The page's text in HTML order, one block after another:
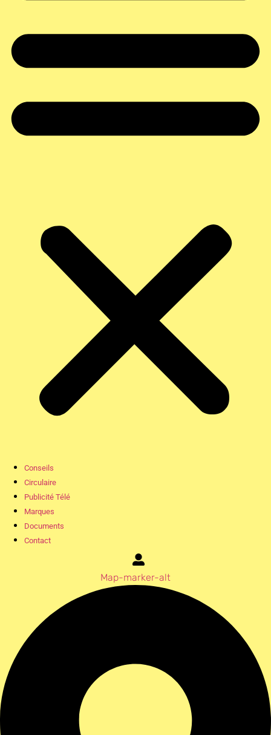
Conseils
Circulaire
Publicité Télé
Marques
Documents
Contact
Map-marker-alt